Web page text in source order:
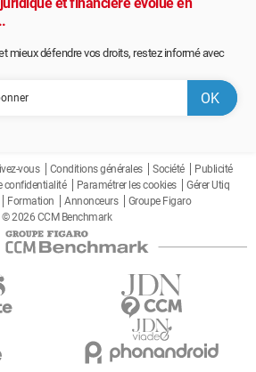
mieux défendre vos droits, restez informé avec
vous Conditions générales Société
Publicité
confidentialité Paramétrer les cookies
Gérer Utiq
Formation Annonceurs
Groupe Figaro
© 2026 CCM Benchmark